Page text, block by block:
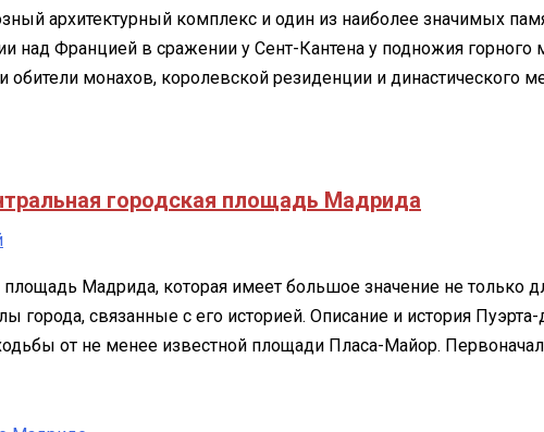
архитектурный комплекс и один из наиболее значимых
над Францией в сражении у Сент-Кантена у подножия
монахов, королевской резиденции и династического
городская площадь Мадрида
к
Пуэрта-
дель-
Соль
Мадрида, которая имеет большое значение не только
города, связанные с его историей. Описание и история
от не менее известной площади Пласа-Майор.